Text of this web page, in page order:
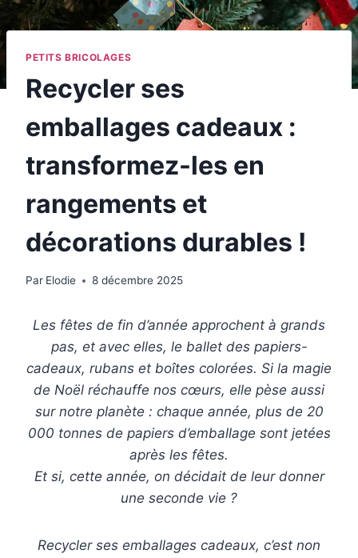
PETITS BRICOLAGES
Recycler ses
emballages cadeaux :
transformez-les en
rangements et
décorations durables !
Par Elodie 8 décembre 2025
Les fêtes de fin d’année approchent à grands
pas, et avec elles, le ballet des papiers-
cadeaux, rubans et boîtes colorées. Si la magie
de Noël réchauffe nos cœurs, elle pèse aussi
sur notre planète : chaque année, plus de 20
000 tonnes de papiers d’emballage sont jetées
après les fêtes.
Et si, cette année, on décidait de leur donner
une seconde vie ?
Recycler ses emballages cadeaux, c’est non